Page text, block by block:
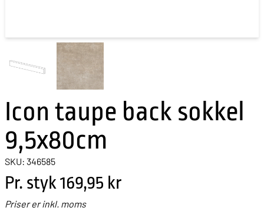
Icon taupe back sokkel
9,5x80cm
SKU: 346585
Pr. styk169,95 kr
Priser er inkl. moms